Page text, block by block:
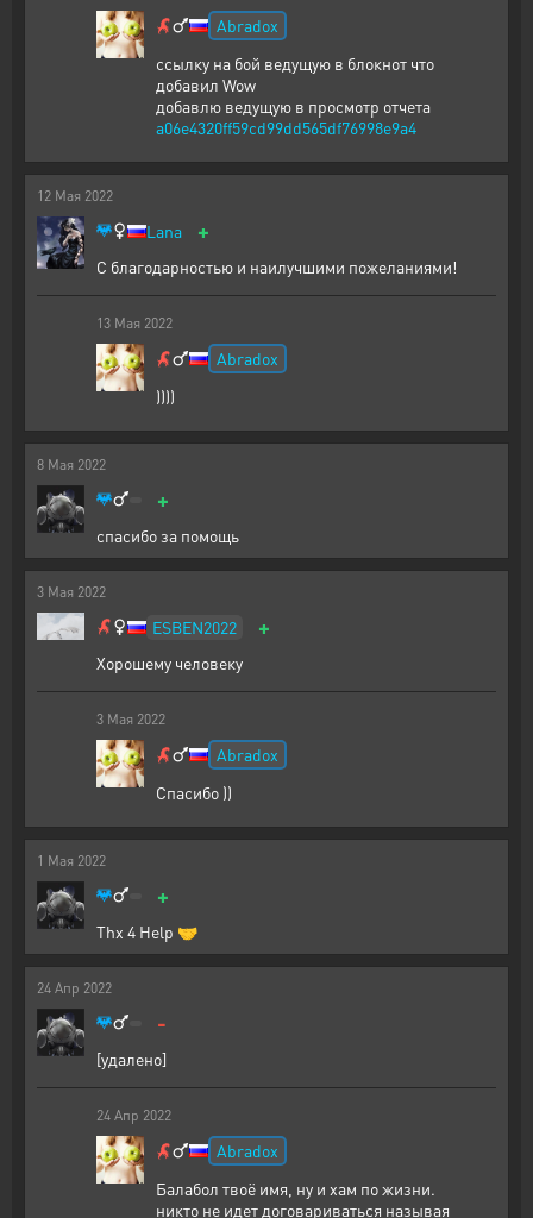
Abradox
ссылку на бой ведущую в блокнот что
добавил Wow
добавлю ведущую в просмотр отчета
a06e4320ff59cd99dd565df76998e9a4
12 Мая 2022
Lana +
С благодарностью и наилучшими пожеланиями!
13 Мая 2022
Abradox
))))
8 Мая 2022
+
спасибо за помощь
3 Мая 2022
ESBEN2022 +
Хорошему человеку
3 Мая 2022
Abradox
Спасибо ))
1 Мая 2022
+
Thx 4 Help 🤝
24 Апр 2022
-
[удалено]
24 Апр 2022
Abradox
Балабол твоё имя, ну и хам по жизни.
никто не идет договариваться называя